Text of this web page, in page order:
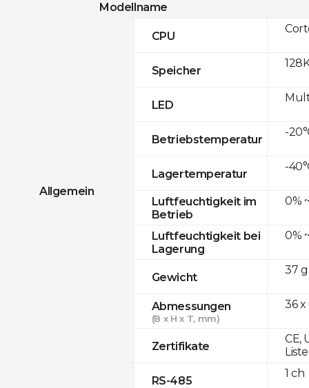
Modellname
Allgemein
CPU
Speicher
LED
Betriebstemperatur
Lagertemperatur
Luftfeuchtigkeit im
Betrieb
Luftfeuchtigkeit bei
Lagerung
Gewicht
Abmessungen
(B x H x T, mm)
Zertifikate
RS-485
-
-
0%
0%
37 g
36 x
CE,
1 ch